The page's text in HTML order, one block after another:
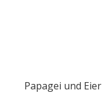
Papagei und Eier